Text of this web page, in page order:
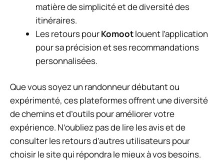
matière de simplicité et de diversité des
itinéraires.
Les retours pourKomootlouent l’application
pour sa précision et ses recommandations
personnalisées.
Que vous soyez un randonneur débutant ou
expérimenté, ces plateformes offrent une diversité
de chemins et d’outils pour améliorer votre
expérience. N’oubliez pas de lire les avis et de
consulter les retours d’autres utilisateurs pour
choisir le site qui répondra le mieux à vos besoins.